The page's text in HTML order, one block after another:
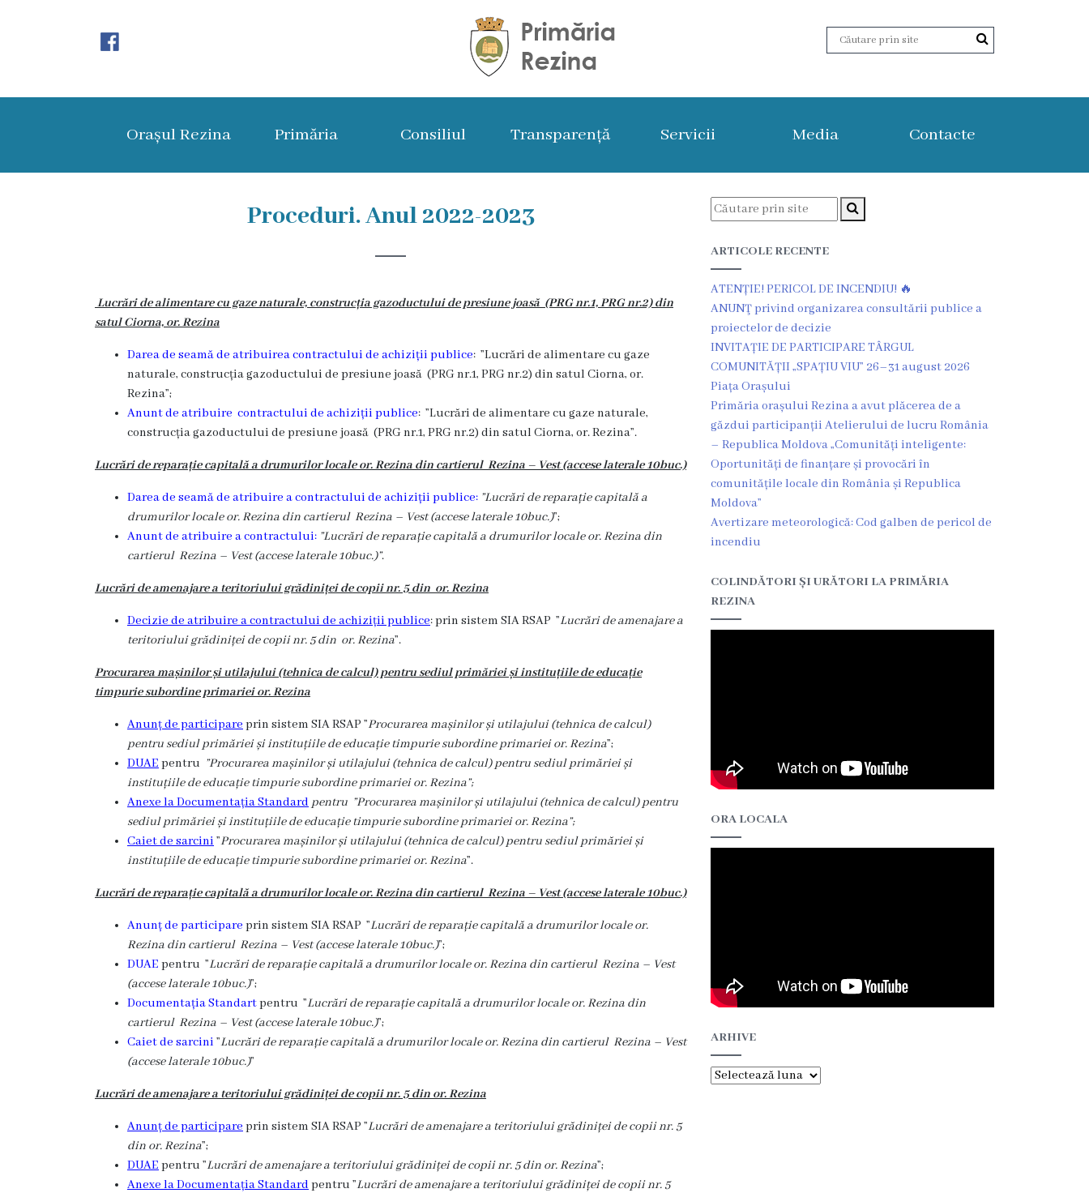
Rezina
orașului
Aparatul
Competențele
primarului
Dispozițiile
primarului
subordonate
Grădinița
,,Leagănul
copilăriei”
,,Andrieș”
Orașul Rezina Primăria Consiliul Transparență Servicii Media Contacte
Proceduri. Anul 2022-2023
Lucrări de alimentare cu gaze naturale, construcția gazoductului de presiune joasă (PRG nr.1, PRG nr.2) din
satul Ciorna, or. Rezina
Darea de seamă de atribuirea contractului de achiziții publice: ”Lucrări de alimentare cu gaze
naturale, construcția gazoductului de presiune joasă (PRG nr.1, PRG nr.2) din satul Ciorna, or.
Rezina”;
Anunt de atribuire contractului de achiziții publice: ”Lucrări de alimentare cu gaze naturale,
construcția gazoductului de presiune joasă (PRG nr.1, PRG nr.2) din satul Ciorna, or. Rezina”.
Lucrări de reparație capitală a drumurilor locale or. Rezina din cartierul Rezina – Vest (accese laterale 10buc.)
Darea de seamă de atribuire a contractului de achiziții publice: ”Lucrări de reparație capitală a
drumurilor locale or. Rezina din cartierul Rezina – Vest (accese laterale 10buc.)”;
Anunt de atribuire a contractului: ”Lucrări de reparație capitală a drumurilor locale or. Rezina din
cartierul Rezina – Vest (accese laterale 10buc.)”.
Lucrări de amenajare a teritoriului grădiniței de copii nr. 5 din or. Rezina
Decizie de atribuire a contractului de achiziții publice: prin sistem SIA RSAP ”Lucrări de amenajare a
teritoriului grădiniței de copii nr. 5 din or. Rezina”.
Procurarea mașinilor și utilajului (tehnica de calcul) pentru sediul primăriei și instituțiile de educație
timpurie subordine primariei or. Rezina
Anunț de participare prin sistem SIA RSAP ”Procurarea mașinilor și utilajului (tehnica de calcul)
pentru sediul primăriei și instituțiile de educație timpurie subordine primariei or. Rezina”;
DUAE pentru ”Procurarea mașinilor și utilajului (tehnica de calcul) pentru sediul primăriei și
instituțiile de educație timpurie subordine primariei or. Rezina”;
Anexe la Documentația Standard pentru ”Procurarea mașinilor și utilajului (tehnica de calcul) pentru
sediul primăriei și instituțiile de educație timpurie subordine primariei or. Rezina”;
Caiet de sarcini ”Procurarea mașinilor și utilajului (tehnica de calcul) pentru sediul primăriei și
instituțiile de educație timpurie subordine primariei or. Rezina”.
Lucrări de reparație capitală a drumurilor locale or. Rezina din cartierul Rezina – Vest (accese laterale 10buc.)
Anunț de participare prin sistem SIA RSAP ”Lucrări de reparație capitală a drumurilor locale or.
Rezina din cartierul Rezina – Vest (accese laterale 10buc.)”;
DUAE pentru ”Lucrări de reparație capitală a drumurilor locale or. Rezina din cartierul Rezina – Vest
(accese laterale 10buc.)”;
Documentația Standartpentru ”Lucrări de reparație capitală a drumurilor locale or. Rezina din
cartierul Rezina – Vest (accese laterale 10buc.)”;
Caiet de sarcini ”Lucrări de reparație capitală a drumurilor locale or. Rezina din cartierul Rezina – Vest
(accese laterale 10buc.)”
Lucrări de amenajare a teritoriului grădiniței de copii nr. 5 din or. Rezina
Anunț de participare prin sistem SIA RSAP ”Lucrări de amenajare a teritoriului grădiniței de copii nr. 5
din or. Rezina”;
DUAE pentru ”Lucrări de amenajare a teritoriului grădiniței de copii nr. 5 din or. Rezina”;
Anexe la Documentația Standard pentru ”Lucrări de amenajare a teritoriului grădiniței de copii nr. 5
ARTICOLE RECENTE
ATENȚIE! PERICOL DE INCENDIU! 🔥
ANUNŢ privind organizarea consultării publice a
proiectelor de decizie
INVITAȚIE DE PARTICIPARE TÂRGUL
COMUNITĂȚII „SPAȚIU VIU” 26–31 august 2026
Piața Orașului
Primăria orașului Rezina a avut plăcerea de a
găzdui participanții Atelierului de lucru România
– Republica Moldova „Comunități inteligente:
Oportunități de finanțare și provocări în
comunitățile locale din România și Republica
Moldova”
Avertizare meteorologică: Cod galben de pericol de
incendiu
COLINDĂTORI ȘI URĂTORI LA PRIMĂRIA
REZINA
ORA LOCALA
ARHIVE
Arhive